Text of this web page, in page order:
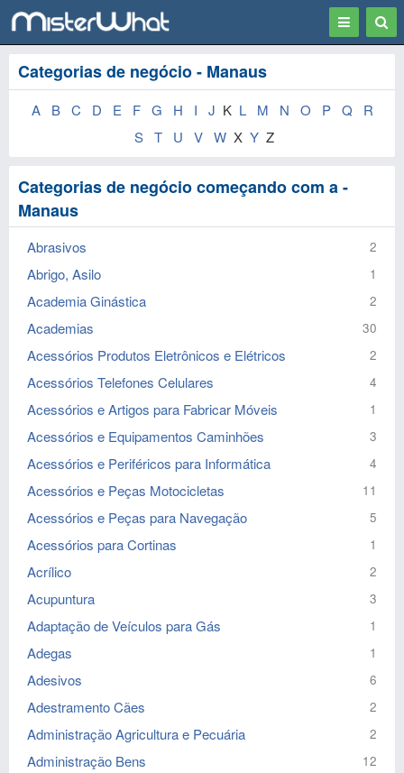
Toggle
Categorias de negócio - Manaus
A B C D E F G H I J K L M N O P Q
R
S T U V W X Y Z
Categorias de negócio começando com a -
Manaus
Abrasivos 2
Abrigo, Asilo 1
Academia Ginástica 2
Academias 30
Acessórios Produtos Eletrônicos e Elétricos 2
Acessórios Telefones Celulares 4
Acessórios e Artigos para Fabricar Móveis 1
Acessórios e Equipamentos Caminhões 3
Acessórios e Periféricos para Informática 4
Acessórios e Peças Motocicletas 11
Acessórios e Peças para Navegação 5
Acessórios para Cortinas 1
Acrílico 2
Acupuntura 3
Adaptação de Veículos para Gás 1
Adegas 1
Adesivos 6
Adestramento Cães 2
Administração Agricultura e Pecuária 2
Administração Bens 12